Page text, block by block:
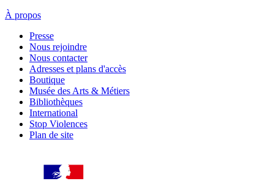
À propos
Presse
Nous rejoindre
Nous contacter
Adresses et plans d'accès
Boutique
Musée des Arts & Métiers
Bibliothèques
International
Stop Violences
Plan de site